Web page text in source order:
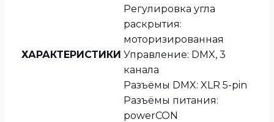
ХАРАКТЕРИСТИКИ
Регулировка угла
раскрытия:
моторизированная
Управление: DMX, 3
канала
Разъёмы DMX: XLR 5-pin
Разъёмы питания:
powerCON